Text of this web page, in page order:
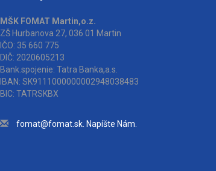
MŠK FOMAT Martin,o.z.
ZŠ Hurbanova 27, 036 01 Martin
IČO: 35 660 775
DIČ: 2020605213
Bank.spojenie: Tatra Banka,a.s.
IBAN: SK9111000000002948038483
BIC: TATRSKBX
fomat@fomat.sk. Napíšte Nám.